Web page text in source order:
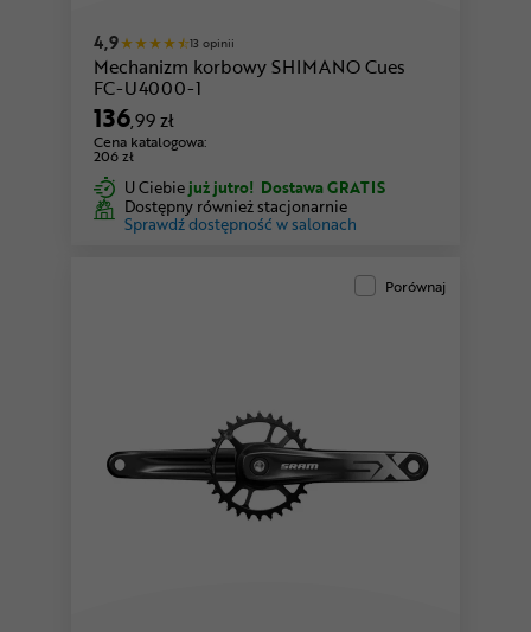
4,9 13 opinii
Mechanizm korbowy SHIMANO Cues
FC-U4000-1
136,99 zł
Cena katalogowa:
206 zł
U Ciebie już jutro! Dostawa GRATIS
Dostępny również stacjonarnie
Sprawdź dostępność w salonach
Porównaj